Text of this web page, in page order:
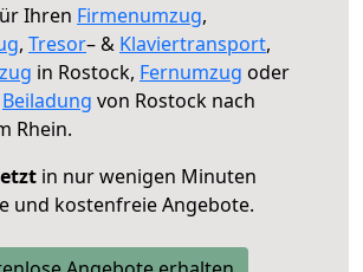
Ihren Firmenumzug,
, Tresor– & Klaviertransport,
in Rostock, Fernumzug oder
Beiladung von Rostock nach
Rhein.
in nur wenigen Minuten
und kostenfreie Angebote.